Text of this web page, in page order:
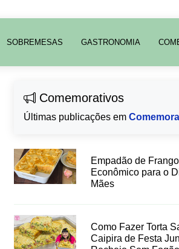
SOBREMESAS GASTRONOMIA
Comemorativos
Últimas publicações em
Empadão de
Econômico para o
Mães
Como Fazer Torta
Caipira de Festa